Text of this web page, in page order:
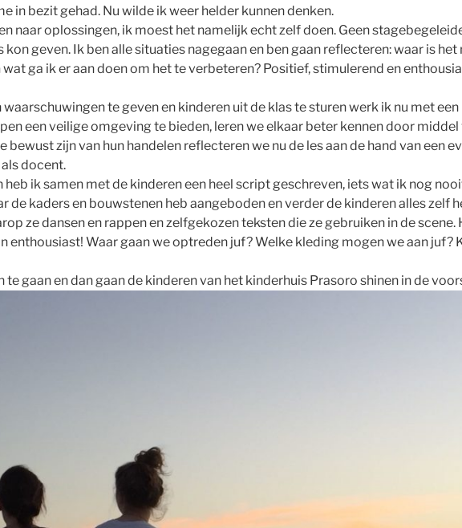
in bezit gehad. Nu wilde ik weer helder kunnen denken.
naar oplossingen, ik moest het namelijk echt zelf doen. Geen
kon geven. Ik ben alle situaties nagegaan en ben gaan reflecteren: waar is
ga ik er aan doen om het te verbeteren? Positief, stimulerend en
waarschuwingen te geven en kinderen uit de klas te sturen werk ik nu met
een veilige omgeving te bieden, leren we elkaar beter kennen door
bewust zijn van hun handelen reflecteren we nu de les aan de hand van een
docent.
heb ik samen met de kinderen een heel script geschreven, iets wat ik nog
de kaders en bouwstenen heb aangeboden en verder de kinderen alles zelf
ze dansen en rappen en zelfgekozen teksten die ze gebruiken in de scene.
enthousiast! Waar gaan we optreden juf? Welke kleding mogen we aan juf?
te gaan en dan gaan de kinderen van het kinderhuis Prasoro shinen in de